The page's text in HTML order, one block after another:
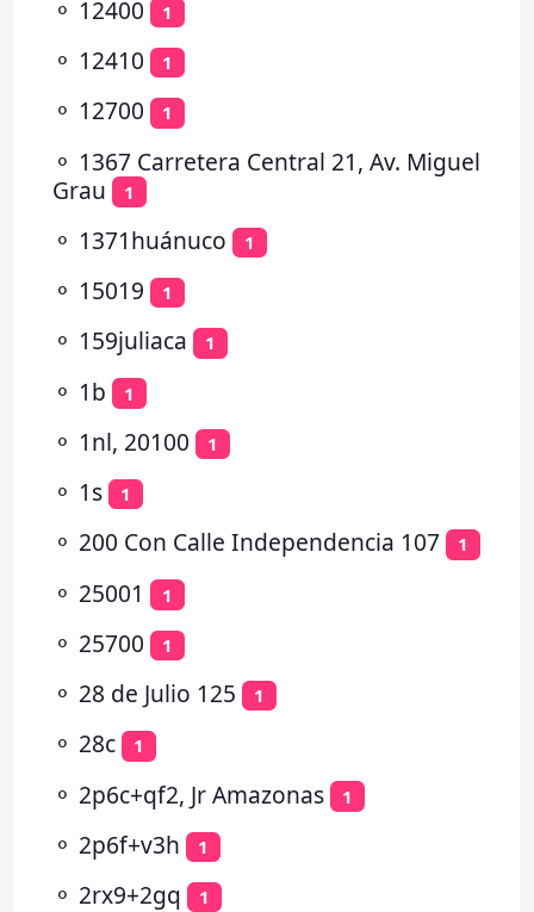
⚬ 12400 1
⚬ 12410 1
⚬ 12700 1
⚬ 1367 Carretera Central 21, Av. Miguel
Grau
1
⚬ 1371huánuco 1
⚬ 15019 1
⚬ 159juliaca 1
⚬ 1b 1
⚬ 1nl, 20100 1
⚬ 1s 1
⚬ 200 Con Calle Independencia 107 1
⚬ 25001 1
⚬ 25700 1
⚬ 28 de Julio 125 1
⚬ 28c 1
⚬ 2p6c+qf2, Jr Amazonas 1
⚬ 2p6f+v3h 1
⚬ 2rx9+2gq 1